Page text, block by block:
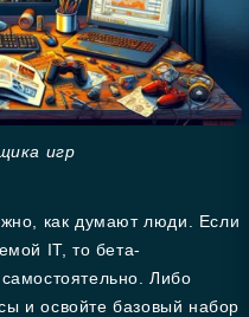
игр
как думают люди. Если
IT, то бета-
Либо
и освойте базовый набор